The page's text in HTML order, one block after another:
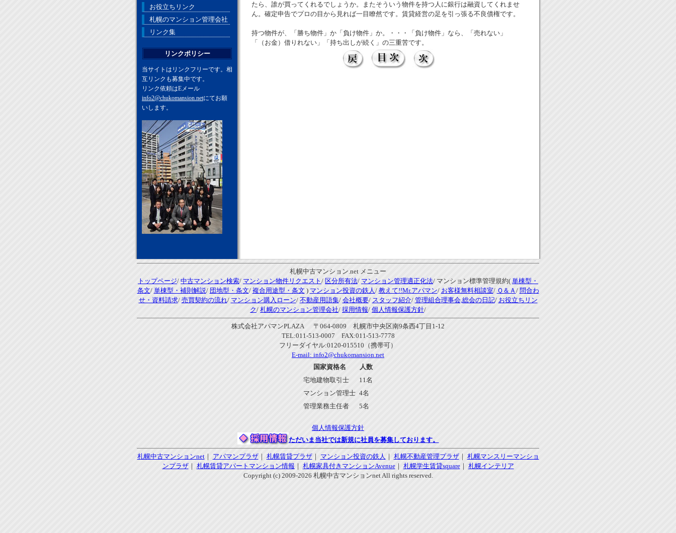
たら、誰が買ってくれるでしょうか。またそういう物件を持つ人に銀行は融資してくれませ
ん。確定申告でプロの目から見れば一目瞭然です。賃貸経営の足を引っ張る不良債権です。
持つ物件が、「勝ち物件」か「負け物件」か。・・・「負け物件」なら、「売れない」
「（お金）借りれない」「持ち出しが続く」の三重苦です。
お役立ちリンク
札幌のマンション管理会社
リンク集
リンクポリシー
当サイトはリンクフリーです。相
互リンクも募集中です。
リンク依頼はEメール
info2@chukomansion.netにてお願
いします。
札幌中古マンション.net メニュー
トップページ/ 中古マンション検索/ マンション物件リクエスト / 区分所有法/ マンション管理適正化法/ マンション標準管理規約( 単棟型・
条文/ 単棟型・補則解説/ 団地型・条文/ 複合用途型・条文 ) マンション投資の鉄人/ 教えて!!Mr.アパマン/ お客様無料相談室/ Ｑ＆Ａ / 問合わ
せ・資料請求/ 売買契約の流れ/ マンション購入ローン/ 不動産用語集/ 会社概要/ スタッフ紹介/ 管理組合理事会,総会の日記/ お役立ちリン
ク/ 札幌のマンション管理会社/ 採用情報/ 個人情報保護方針/
株式会社アパマンPLAZA 〒064-0809 札幌市中央区南9条西4丁目1-12
TEL:011-513-0007 FAX:011-513-7778
フリーダイヤル:0120-015510（携帯可）
E-mail: info2@chukomansion.net
国家資格名
人数
宅地建物取引士
11名
マンション管理士 4名
管理業務主任者
5名
個人情報保護方針
ただいま当社では新規に社員を募集しております。
札幌中古マンションnet｜ アパマンプラザ｜ 札幌賃貸プラザ｜ マンション投資の鉄人 ｜ 札幌不動産管理プラザ｜ 札幌マンスリーマンショ
ンプラザ｜ 札幌賃貸アパートマンション情報 ｜ 札幌家具付きマンションAvenue｜ 札幌学生賃貸square｜ 札幌インテリア
Copyright (c) 2009-2026 札幌中古マンションnet All rights reserved.